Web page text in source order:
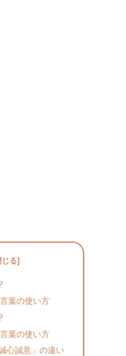
葉の使い方
葉の使い方
心誠意」の違い